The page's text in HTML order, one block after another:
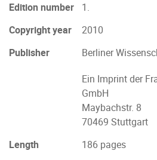
Edition number
1.
Copyright year
2010
Publisher
Berliner
Ein Imprint der
GmbH
Maybachstr. 8
70469 Stuttgart
Length
186 pages